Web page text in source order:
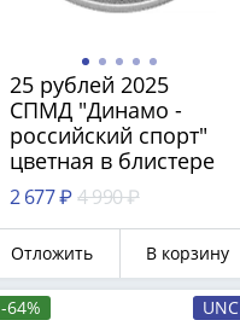
25 рублей 2025
СПМД "Динамо -
российский спорт"
цветная в блистере
2 677 ₽ 4 990 ₽
Отложить В корзину
-64% UNC